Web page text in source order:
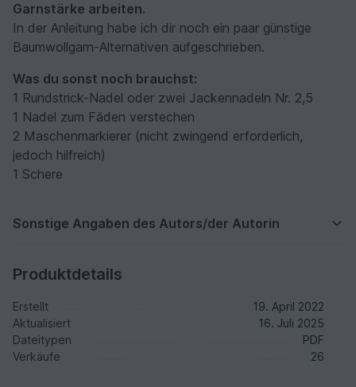
Garnstärke arbeiten.
In der Anleitung habe ich dir noch ein paar günstige
Baumwollgarn-Alternativen aufgeschrieben.
Was du sonst noch brauchst:
1 Rundstrick-Nadel oder zwei Jackennadeln Nr. 2,5
1 Nadel zum Fäden verstechen
2 Maschenmarkierer (nicht zwingend erforderlich,
jedoch hilfreich)
1 Schere
Sonstige Angaben des Autors/der Autorin
Produktdetails
Erstellt
19. April 2022
Aktualisiert
16. Juli 2025
Dateitypen
PDF
Verkäufe
26